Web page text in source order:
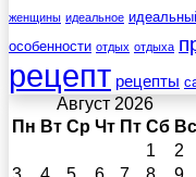
женщины идеальное
особенности отдых отдыха
рецепт рецепты
Август 2026
Пн Вт Ср Чт Пт Сб Вс
1
2